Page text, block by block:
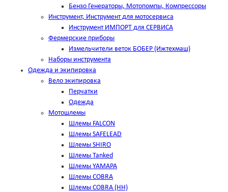
Бензо Генераторы, Мотопомпы, Компрессоры
Инструмент, Инструмент для мотосервиса
Инструмент ИМПОРТ для СЕРВИСА
Фермерские приборы
Измельчители веток БОБЕР (Ижтехмаш)
Наборы инструмента
Одежда и экипировка
Вело экипировка
Перчатки
Одежда
Мотошлемы
Шлемы FALCON
Шлемы SAFELEAD
Шлемы SHIRO
Шлемы Tanked
Шлемы YAMAPA
Шлемы COBRA
Шлемы COBRA (HH)